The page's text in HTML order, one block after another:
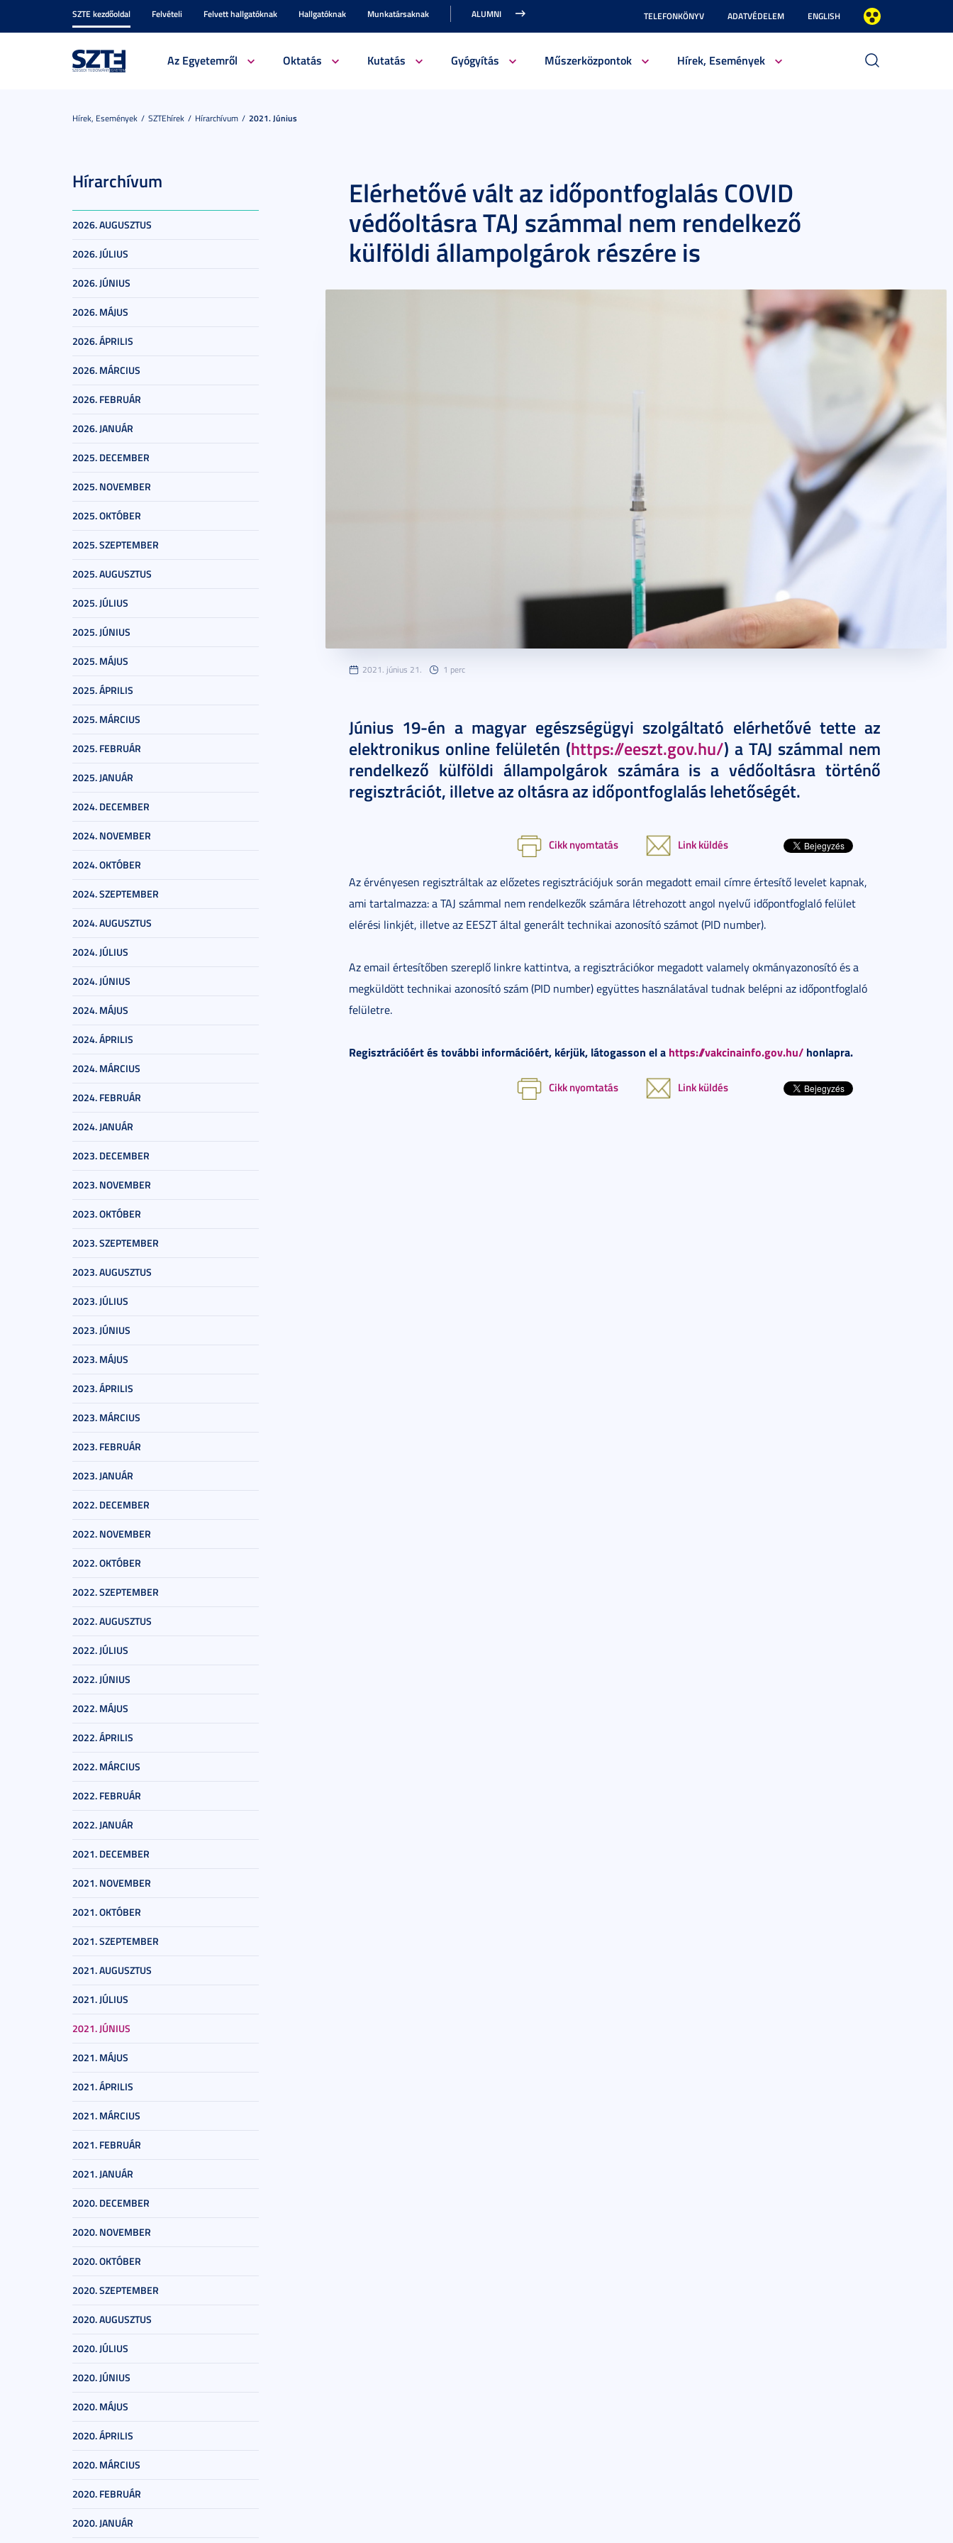
SZTE kezdőoldal Felvételi Felvett hallgatóknak Hallgatóknak Munkatársaknak ALUMNI TELEFONKÖNYV ADATVÉDELEM ENGLISH
Az Egyetemről Oktatás Kutatás Gyógyítás Műszerközpontok Hírek, Események
Hírek, Események SZTEhírek Hírarchívum 2021. Június
Hírarchívum
2026. AUGUSZTUS
2026. JÚLIUS
2026. JÚNIUS
2026. MÁJUS
2026. ÁPRILIS
2026. MÁRCIUS
2026. FEBRUÁR
2026. JANUÁR
2025. DECEMBER
2025. NOVEMBER
2025. OKTÓBER
2025. SZEPTEMBER
2025. AUGUSZTUS
2025. JÚLIUS
2025. JÚNIUS
2025. MÁJUS
2025. ÁPRILIS
2025. MÁRCIUS
2025. FEBRUÁR
2025. JANUÁR
2024. DECEMBER
2024. NOVEMBER
2024. OKTÓBER
2024. SZEPTEMBER
2024. AUGUSZTUS
2024. JÚLIUS
2024. JÚNIUS
2024. MÁJUS
2024. ÁPRILIS
2024. MÁRCIUS
2024. FEBRUÁR
2024. JANUÁR
2023. DECEMBER
2023. NOVEMBER
2023. OKTÓBER
2023. SZEPTEMBER
2023. AUGUSZTUS
2023. JÚLIUS
2023. JÚNIUS
2023. MÁJUS
2023. ÁPRILIS
2023. MÁRCIUS
2023. FEBRUÁR
2023. JANUÁR
2022. DECEMBER
2022. NOVEMBER
2022. OKTÓBER
2022. SZEPTEMBER
2022. AUGUSZTUS
2022. JÚLIUS
2022. JÚNIUS
2022. MÁJUS
2022. ÁPRILIS
2022. MÁRCIUS
2022. FEBRUÁR
2022. JANUÁR
2021. DECEMBER
2021. NOVEMBER
2021. OKTÓBER
2021. SZEPTEMBER
2021. AUGUSZTUS
2021. JÚLIUS
2021. JÚNIUS
2021. MÁJUS
2021. ÁPRILIS
2021. MÁRCIUS
2021. FEBRUÁR
2021. JANUÁR
2020. DECEMBER
2020. NOVEMBER
2020. OKTÓBER
2020. SZEPTEMBER
2020. AUGUSZTUS
2020. JÚLIUS
2020. JÚNIUS
2020. MÁJUS
2020. ÁPRILIS
2020. MÁRCIUS
2020. FEBRUÁR
2020. JANUÁR
Elérhetővé vált az időpontfoglalás COVID
védőoltásra TAJ számmal nem rendelkező
külföldi állampolgárok részére is
2021. június 21. 1 perc
Június 19-én a magyar egészségügyi szolgáltató elérhetővé tette az
elektronikus online felületén (https://eeszt.gov.hu/) a TAJ számmal nem
rendelkező külföldi állampolgárok számára is a védőoltásra történő
regisztrációt, illetve az oltásra az időpontfoglalás lehetőségét.
Cikk nyomtatás Link küldés
Az érvényesen regisztráltak az előzetes regisztrációjuk során megadott email címre értesítő levelet kapnak,
ami tartalmazza: a TAJ számmal nem rendelkezők számára létrehozott angol nyelvű időpontfoglaló felület
elérési linkjét, illetve az EESZT által generált technikai azonosító számot (PID number).
Az email értesítőben szereplő linkre kattintva, a regisztrációkor megadott valamely okmányazonosító és a
megküldött technikai azonosító szám (PID number) együttes használatával tudnak belépni az időpontfoglaló
felületre.
Regisztrációért és további információért, kérjük, látogasson el a https://vakcinainfo.gov.hu/ honlapra.
Cikk nyomtatás Link küldés